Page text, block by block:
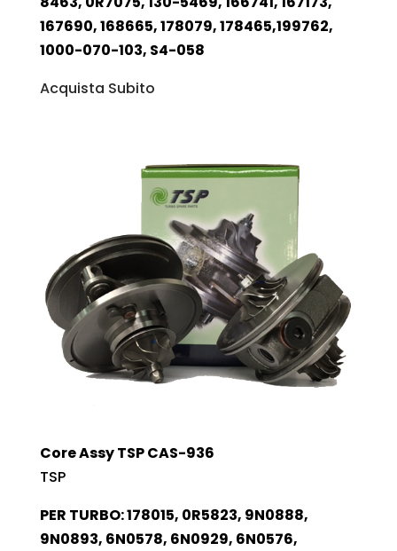
167690, 168665, 178079, 178465,199762,
1000-070-103, S4-058
Acquista Subito
Core Assy TSP CAS-936
TSP
PER TURBO: 178015, 0R5823, 9N0888,
9N0893, 6N0578, 6N0929, 6N0576,